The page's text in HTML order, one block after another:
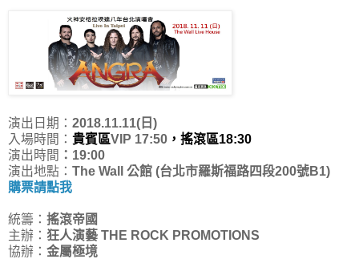
演出日期： 2018.11.11(日)
入場時間： 貴賓區VIP 17:50 ，搖滾區18:30
演出時間 ：19:00
演出地點： The Wall 公館 (台北市羅斯福路四段200號B1)
購票請點我
統籌： 搖滾帝國
主辦： 狂人演藝 THE ROCK PROMOTIONS
協辦： 金屬極境